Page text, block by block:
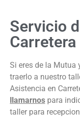
Servicio
Carretera
Si eres de la Mutua
traerlo a nuestro
Asistencia en
llamarnos para
taller para